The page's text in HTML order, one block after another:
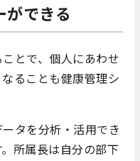
できる
とで、個人にあわせ
ることも健康管理シ
タを分析・活用でき
所属長は自分の部下